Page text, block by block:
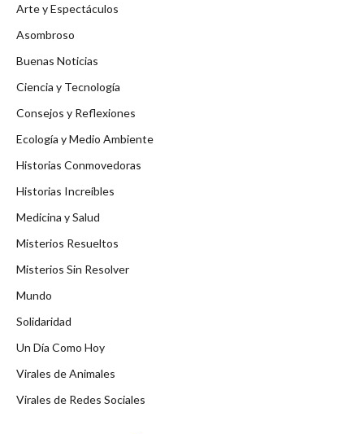
Arte y Espectáculos
Asombroso
Buenas Noticias
Ciencia y Tecnología
Consejos y Reflexiones
Ecología y Medio Ambiente
Historias Conmovedoras
Historias Increíbles
Medicina y Salud
Misterios Resueltos
Misterios Sin Resolver
Mundo
Solidaridad
Un Día Como Hoy
Virales de Animales
Virales de Redes Sociales